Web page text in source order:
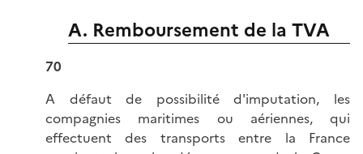
A. Remboursement de la TVA
70
A défaut de possibilité d'imputation, les
compagnies maritimes ou aériennes, qui
effectuent des transports entre la France